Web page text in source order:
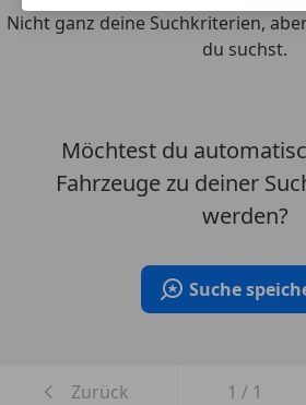
Nicht ganz deine Suchkriterien,
du suchst.
Möchtest du
Fahrzeuge zu deiner
werden?
Suche
Zurück 1 / 1